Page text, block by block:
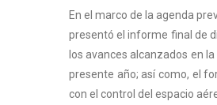
En el marco de la agenda
presentó el informe final de
los avances alcanzados en
presente año; así como, el
con el control del espacio